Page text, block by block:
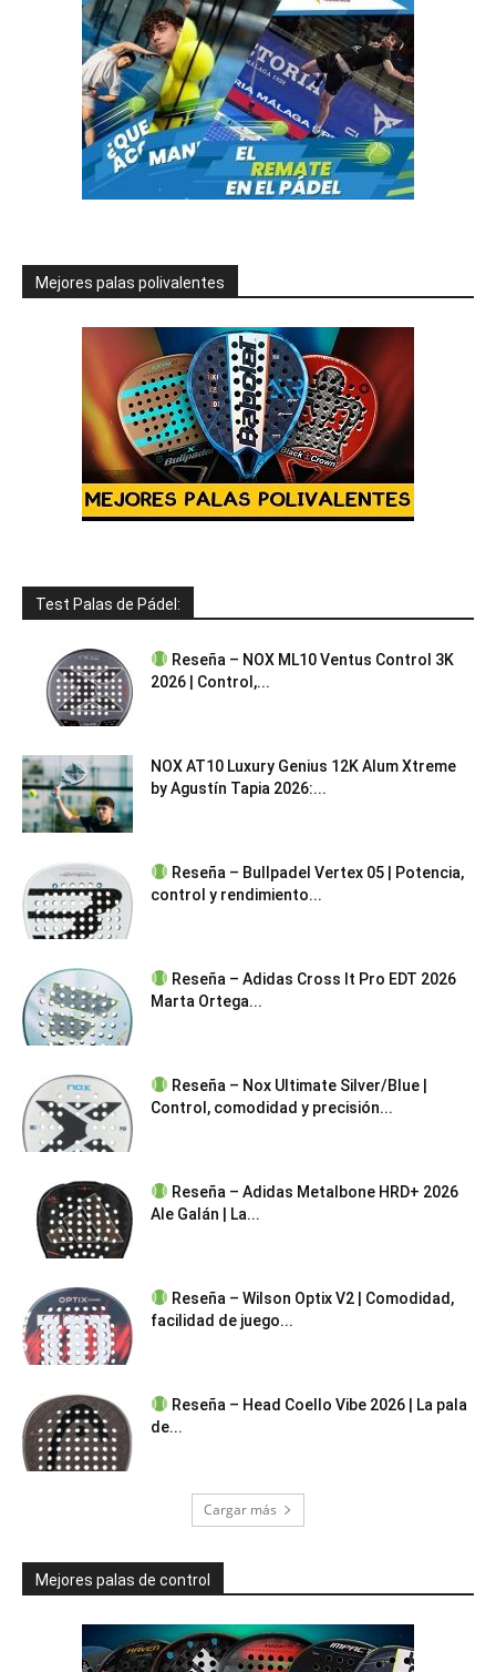
Mejores palas polivalentes
Test Palas de Pádel:
Reseña – NOX ML10 Ventus Control 3K
2026 | Control,...
NOX AT10 Luxury Genius 12K Alum Xtreme
by Agustín Tapia 2026:...
Reseña – Bullpadel Vertex 05 | Potencia,
control y rendimiento...
Reseña – Adidas Cross It Pro EDT 2026
Marta Ortega...
Reseña – Nox Ultimate Silver/Blue |
Control, comodidad y precisión...
Reseña – Adidas Metalbone HRD+ 2026
Ale Galán | La...
Reseña – Wilson Optix V2 | Comodidad,
facilidad de juego...
Reseña – Head Coello Vibe 2026 | La pala
de...
Cargar más
Mejores palas de control